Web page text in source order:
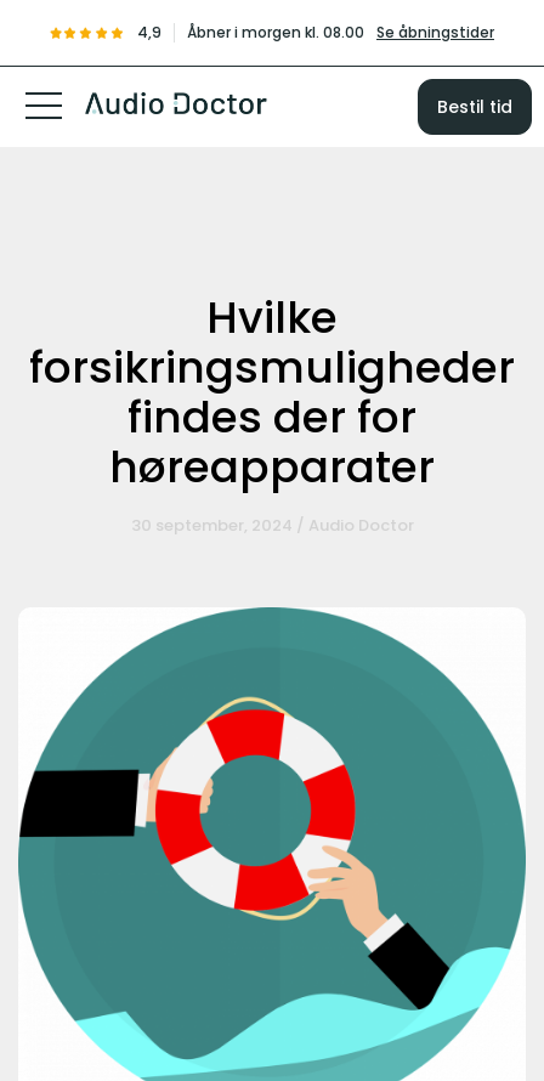
4,9 Åbner i morgen kl. 08.00 Se åbningstider
Bestil tid
Hvilke
forsikringsmuligheder
findes der for
høreapparater
30 september, 2024 / Audio Doctor